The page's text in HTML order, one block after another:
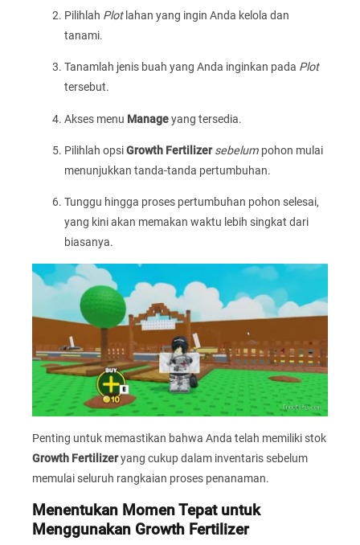
Pilihlah Plotlahan yang ingin Anda kelola dan
tanami.
Tanamlah jenis buah yang Anda inginkan pada Plot
tersebut.
Akses menu Manageyang tersedia.
Pilihlah opsiGrowth Fertilizer sebelum pohon mulai
menunjukkan tanda-tanda pertumbuhan.
Tunggu hingga proses pertumbuhan pohon selesai,
yang kini akan memakan waktu lebih singkat dari
biasanya.
Penting untuk memastikan bahwa Anda telah memiliki stok
Growth Fertilizeryang cukup dalam inventaris sebelum
memulai seluruh rangkaian proses penanaman.
Menentukan Momen Tepat untuk
Menggunakan Growth Fertilizer